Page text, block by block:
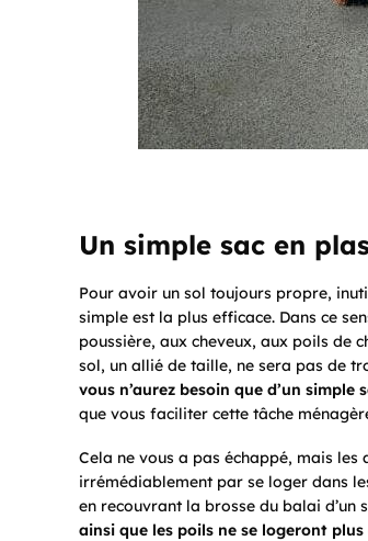
Un simple sac en
Pour avoir un sol toujours propre,
simple est la plus efficace. Dans ce
poussière, aux cheveux, aux poils de
sol, un allié de taille, ne sera pas de
vous n’aurez besoin que d’un simple
que vous faciliter cette tâche
Cela ne vous a pas échappé, mais
irrémédiablement par se loger dans
en recouvrant la brosse du balai d’un
ainsi que les poils ne se logeront